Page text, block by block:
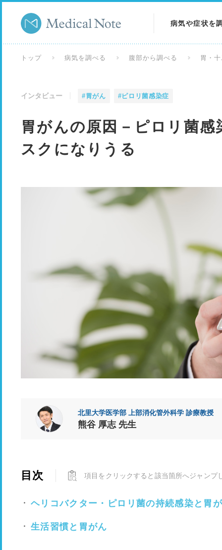
病気や症状を
トップ 病気を調べる 腹部から調べる 胃・
インタビュー #胃がん #ピロリ菌感染症
胃がんの原因－ピロリ菌
スクになりうる
北里大学医学部 上部消化管外科学 診療教授
熊谷 厚志 先生
目次 項目をクリックすると該当箇所へジャンプ
ヘリコバクター・ピロリ菌の持続感染と胃
生活習慣と胃がん